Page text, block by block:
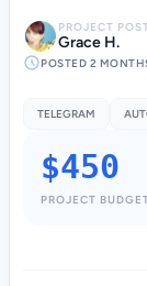
PROJECT
Grace H.
POSTED 2
TELEGRAM
$450
PROJECT